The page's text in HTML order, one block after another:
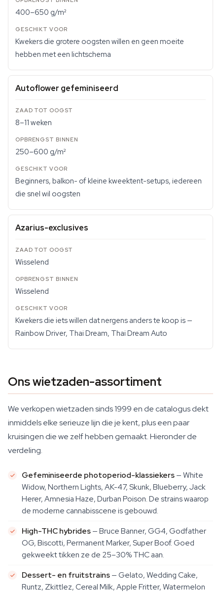
400–650 g/m²
Kwekers die grotere oogsten willen en geen moeite
hebben met een lichtschema
Autoflower gefeminiseerd
8–11 weken
250–600 g/m²
Beginners, balkon- of kleine kweektent-setups, iedereen
die snel wil oogsten
Azarius-exclusives
Wisselend
Wisselend
Kwekers die iets willen dat nergens anders te koop is —
Rainbow Driver, Thai Dream, Thai Dream Auto
Ons wietzaden-assortiment
We verkopen wietzaden sinds 1999 en de catalogus dekt
inmiddels elke serieuze lijn die je kent, plus een paar
kruisingen die we zelf hebben gemaakt. Hieronder de
verdeling.
Gefeminiseerde photoperiod-klassiekers— White
Widow, Northern Lights, AK-47, Skunk, Blueberry, Jack
Herer, Amnesia Haze, Durban Poison. De strains waarop
de moderne cannabisscene is gebouwd.
High-THC hybrides— Bruce Banner, GG4, Godfather
OG, Biscotti, Permanent Marker, Super Boof. Goed
gekweekt tikken ze de 25–30% THC aan.
Dessert- en fruitstrains— Gelato, Wedding Cake,
Runtz, Zkittlez, Cereal Milk, Apple Fritter, Watermelon